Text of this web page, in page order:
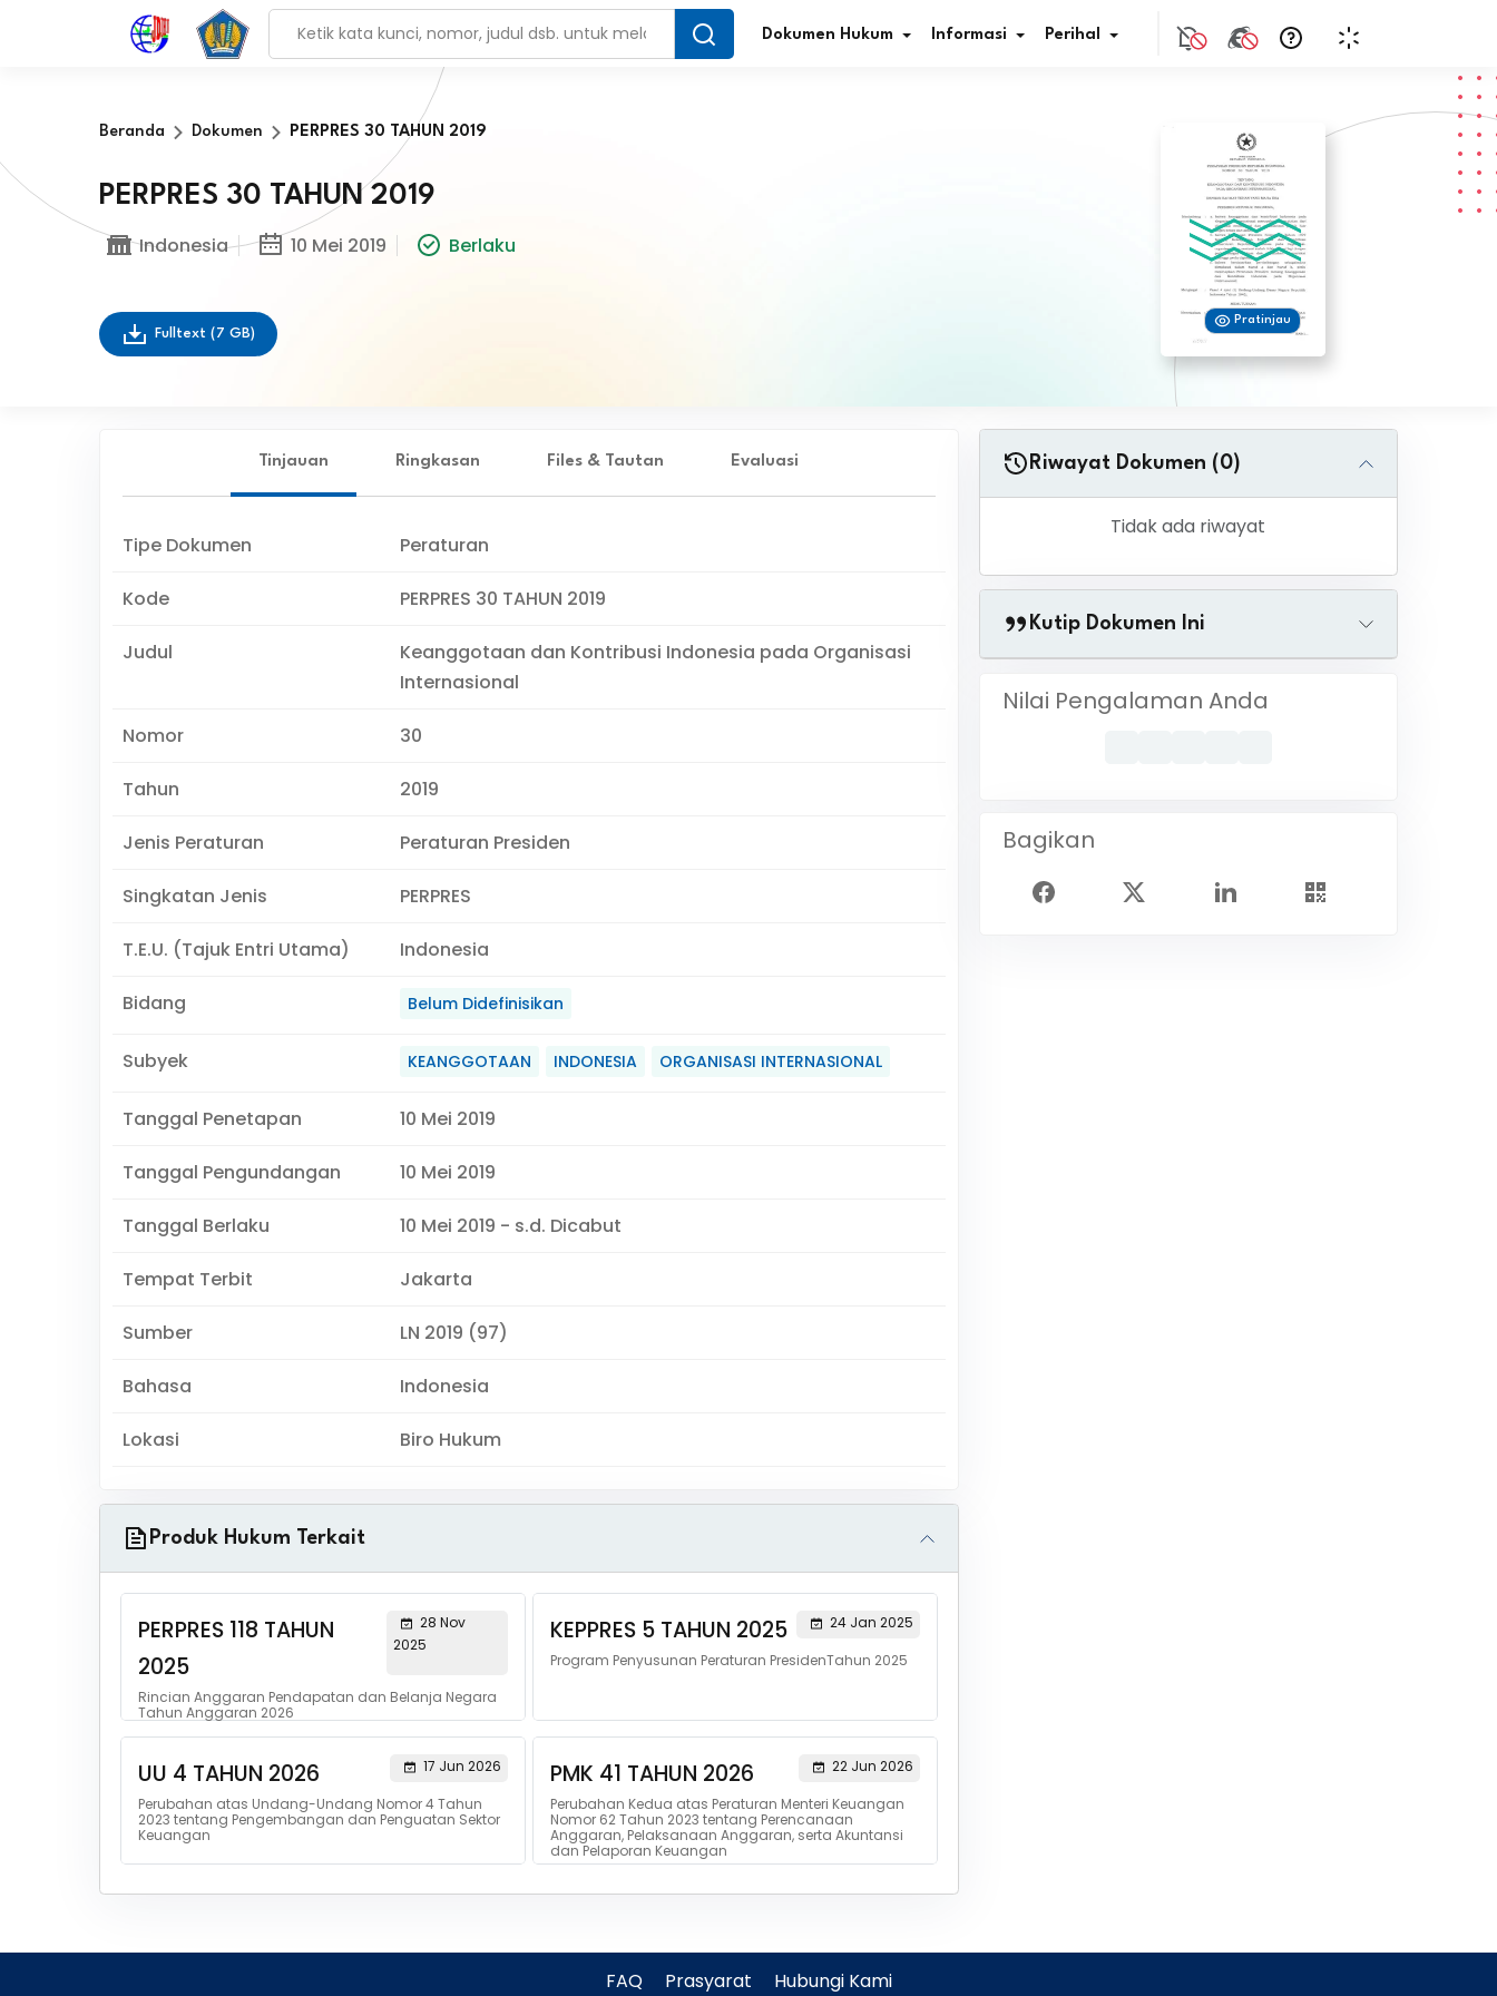
Dokumen Hukum Informasi
Penghargaan JDIH
Perihal
Beranda Dokumen PERPRES 30 TAHUN 2019
PERPRES 30 TAHUN 2019
Indonesia 10 Mei 2019 Berlaku
Fulltext (7 GB)
Pratinjau
Tinjauan Ringkasan Files & Tautan Evaluasi
Tipe Dokumen Peraturan
Kode PERPRES 30 TAHUN 2019
Judul
Keanggotaan dan Kontribusi Indonesia pada Organisasi
Internasional
Nomor 30
Tahun 2019
Jenis Peraturan Peraturan Presiden
Singkatan Jenis PERPRES
T.E.U. (Tajuk Entri Utama) Indonesia
Bidang Belum Didefinisikan
Subyek KEANGGOTAAN INDONESIA ORGANISASI INTERNASIONAL
Tanggal Penetapan 10 Mei 2019
Tanggal Pengundangan 10 Mei 2019
Tanggal Berlaku 10 Mei 2019 - s.d. Dicabut
Tempat Terbit Jakarta
Sumber LN 2019 (97)
Bahasa Indonesia
Lokasi Biro Hukum
Produk Hukum Terkait
PERPRES 118 TAHUN
2025
28 Nov
2025
Rincian Anggaran Pendapatan dan Belanja Negara
Tahun Anggaran 2026
KEPPRES 5 TAHUN 2025
24 Jan 2025
Program Penyusunan Peraturan PresidenTahun 2025
UU 4 TAHUN 2026
17 Jun 2026
Perubahan atas Undang-Undang Nomor 4 Tahun
2023 tentang Pengembangan dan Penguatan Sektor
Keuangan
PMK 41 TAHUN 2026
22 Jun 2026
Perubahan Kedua atas Peraturan Menteri Keuangan
Nomor 62 Tahun 2023 tentang Perencanaan
Anggaran, Pelaksanaan Anggaran, serta Akuntansi
dan Pelaporan Keuangan
Riwayat Dokumen (0)
Tidak ada riwayat
Kutip Dokumen Ini
Nilai Pengalaman Anda
Bagikan
FAQ Prasyarat Hubungi Kami